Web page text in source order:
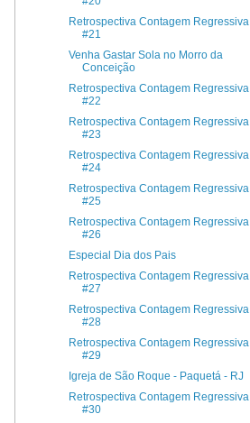
Retrospectiva Contagem Regressiva
#21
Venha Gastar Sola no Morro da
Conceição
Retrospectiva Contagem Regressiva
#22
Retrospectiva Contagem Regressiva
#23
Retrospectiva Contagem Regressiva
#24
Retrospectiva Contagem Regressiva
#25
Retrospectiva Contagem Regressiva
#26
Especial Dia dos Pais
Retrospectiva Contagem Regressiva
#27
Retrospectiva Contagem Regressiva
#28
Retrospectiva Contagem Regressiva
#29
Igreja de São Roque - Paquetá - RJ
Retrospectiva Contagem Regressiva
#30